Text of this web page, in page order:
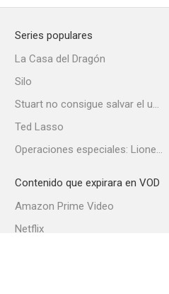
Series populares
La Casa del Dragón
Silo
Stuart no consigue salvar el universo
Ted Lasso
Operaciones especiales: Lioness
Contenido que expirara en VOD
Amazon Prime Video
Netflix